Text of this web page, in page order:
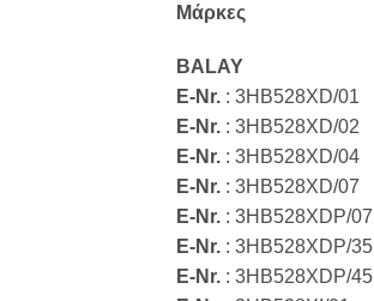
Μάρκες
BALAY
E-Nr. : 3HB528XD/01
E-Nr. : 3HB528XD/02
E-Nr. : 3HB528XD/04
E-Nr. : 3HB528XD/07
E-Nr. : 3HB528XDP/07
E-Nr. : 3HB528XDP/35
E-Nr. : 3HB528XDP/45